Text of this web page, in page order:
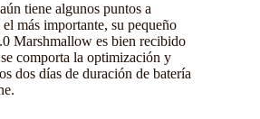
tiene algunos puntos a
más importante, su pequeño
Marshmallow es bien recibido
comporta la optimización y
dos días de duración de batería